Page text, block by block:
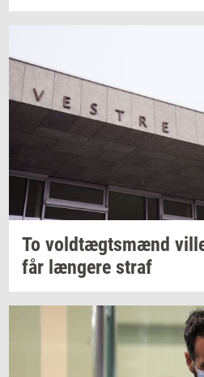
To voldtægts­mænd
får læn­ge­re straf